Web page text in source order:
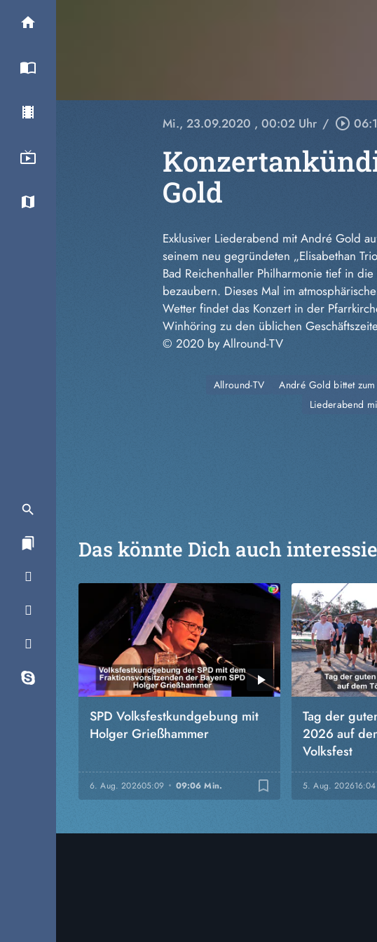
Mi., 23.09.2020 , 00:02 Uhr / play_circle_outline
Gold
Exklusiver Liederabend mit André Gold
seinem neu gegründeten „Elisabethan
Bad Reichenhaller Philharmonie tief in
bezaubern. Dieses Mal im
Wetter findet das Konzert in der
Winhöring zu den üblichen
© 2020 by Allround-TV
Allround-TV André Gold bittet
Liederabend
Das könnte Dich auch
SPD Volksfestkundgebung mit
Holger Grießhammer
6. Aug. 202605:09 09:06 Min. bookmark_border
Tag der
2026 auf
Volksfest
5. Aug. 202616:04